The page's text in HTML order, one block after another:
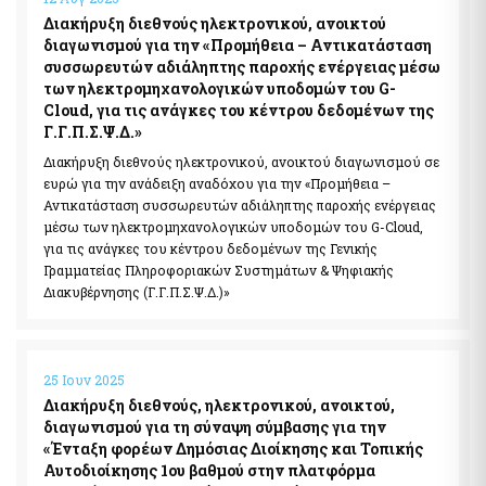
Pythia: Ερευνητικό έργο για την ανάπτυξη της τεχνολογίας
των chatbots
Εθνικές Βουλευτικές και Αυτοδιοικητικές Εκλογές 2023
Εθνικό Μητρώο Ζώων Συντροφιάς (Ε.Μ.Ζ.Σ.)
Υπηρεσία Πληρωμής Ειδικής Εκλογικής Αποζημίωσης
Βουλευτικών Εκλογών της 21ης Μαΐου 2023
Υπηρεσία Πληρωμής Ειδικής Εκλογικής Αποζημίωσης
Βουλευτικών Εκλογών της 25ης Ιουνίου 2023
Ψηφιακό Μητρώο Μελών Λεσχών Φιλάθλων
e-έντυπα
Διακήρυξη διεθνούς ηλεκτρονικού, ανοικτού
διαγωνισμού για την «Προμήθεια – Αντικατάσταση
συσσωρευτών αδιάληπτης παροχής ενέργειας μέσω
των ηλεκτρομηχανολογικών υποδομών του G-
Cloud, για τις ανάγκες του κέντρου δεδομένων της
Γ.Γ.Π.Σ.Ψ.Δ.»
Διακήρυξη διεθνούς ηλεκτρονικού, ανοικτού διαγωνισμού σε
ευρώ για την ανάδειξη αναδόχου για την «Προμήθεια –
Αντικατάσταση συσσωρευτών αδιάληπτης παροχής ενέργειας
μέσω των ηλεκτρομηχανολογικών υποδομών του G-Cloud,
για τις ανάγκες του κέντρου δεδομένων της Γενικής
Γραμματείας Πληροφοριακών Συστημάτων & Ψηφιακής
Διακυβέρνησης (Γ.Γ.Π.Σ.Ψ.Δ.)»
25 Ιουν 2025
Διακήρυξη διεθνούς, ηλεκτρονικού, ανοικτού,
διαγωνισμού για τη σύναψη σύμβασης για την
«Ένταξη φορέων Δημόσιας Διοίκησης και Τοπικής
Αυτοδιοίκησης 1ου βαθμού στην πλατφόρμα